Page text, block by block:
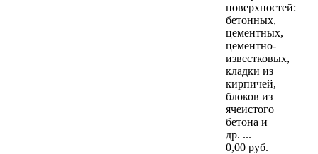
поверхностей:
бетонных,
цементных,
цементно-
известковых,
кладки из
кирпичей,
блоков из
ячеистого
бетона и
др. ...
0,00 руб.